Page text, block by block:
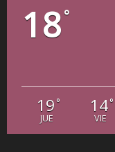
18°
19°
JUE
14°
VIE